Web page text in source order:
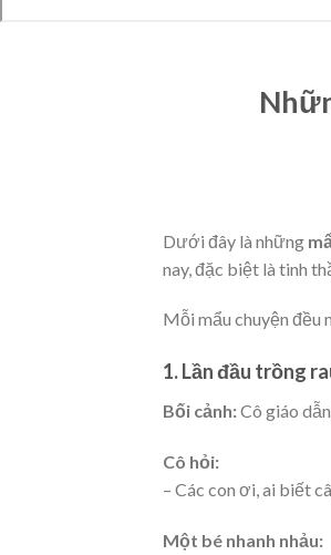
Dưới đây là những
nay, đặc biệt là tinh
Mỗi mẩu chuyện đều
1. Lần đầu trồng
Bối cảnh:Cô giáo
Cô hỏi:
– Các con ơi, ai biết
Một bé nhanh nhảu: